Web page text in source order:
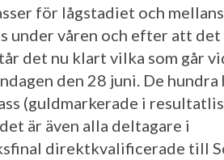
för lågstadiet och
under våren och efter att det
det nu klart vilka som går
den 28 juni. De hundra
(guldmarkerade i
är även alla deltagare i
direktkvalificerade till